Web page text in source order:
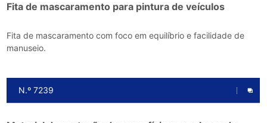
Fita de mascaramento para pintura de veículos
Fita de mascaramento com foco em equilíbrio e facilidade de
manuseio.
N.º 7239